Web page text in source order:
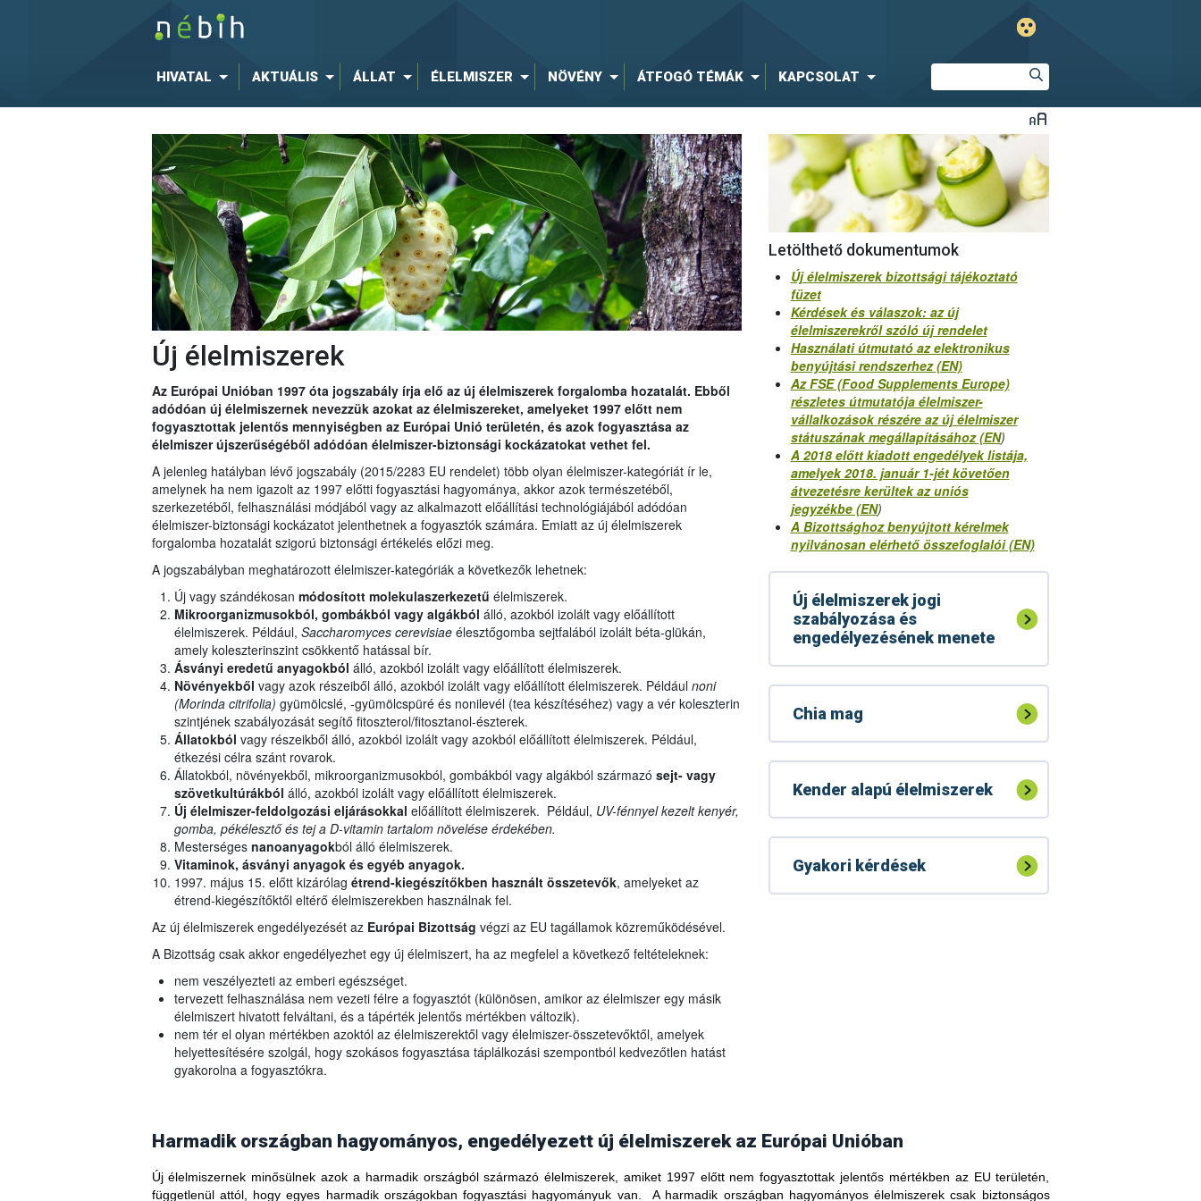
HIVATAL AKTUÁLIS ÁLLAT ÉLELMISZER NÖVÉNY ÁTFOGÓ TÉMÁK KAPCSOLAT
Új élelmiszerek
Az Európai Unióban 1997 óta jogszabály írja elő az új élelmiszerek forgalomba hozatalát. Ebből
adódóan új élelmiszernek nevezzük azokat az élelmiszereket, amelyeket 1997 előtt nem
fogyasztottak jelentős mennyiségben az Európai Unió területén, és azok fogyasztása az
élelmiszer újszerűségéből adódóan élelmiszer-biztonsági kockázatokat vethet fel.
A jelenleg hatályban lévő jogszabály (2015/2283 EU rendelet) több olyan élelmiszer-kategóriát ír le,
amelynek ha nem igazolt az 1997 előtti fogyasztási hagyománya, akkor azok természetéből,
szerkezetéből, felhasználási módjából vagy az alkalmazott előállítási technológiájából adódóan
élelmiszer-biztonsági kockázatot jelenthetnek a fogyasztók számára. Emiatt az új élelmiszerek
forgalomba hozatalát szigorú biztonsági értékelés előzi meg.
A jogszabályban meghatározott élelmiszer-kategóriák a következők lehetnek:
Új vagy szándékosan módosított molekulaszerkezetű élelmiszerek.
Mikroorganizmusokból, gombákból vagy algákból álló, azokból izolált vagy előállított
élelmiszerek. Például, Saccharomyces cerevisiae élesztőgomba sejtfalából izolált béta-glükán,
amely koleszterinszint csökkentő hatással bír.
Ásványi eredetű anyagokból álló, azokból izolált vagy előállított élelmiszerek.
Növényekből vagy azok részeiből álló, azokból izolált vagy előállított élelmiszerek. Példáulnoni
(Morinda citrifolia) gyümölcslé, -gyümölcspüré és nonilevél (tea készítéséhez) vagy a vér koleszterin
szintjének szabályozását segítő fitoszterol/fitosztanol-észterek.
Állatokból vagy részeikből álló, azokból izolált vagy azokból előállított élelmiszerek. Például,
étkezési célra szánt rovarok.
Állatokból, növényekből, mikroorganizmusokból, gombákból vagy algákból származó sejt- vagy
szövetkultúrákból álló, azokból izolált vagy előállított élelmiszerek.
Új élelmiszer-feldolgozási eljárásokkal előállított élelmiszerek. Például, UV-fénnyel kezelt kenyér,
gomba, pékélesztő és tej a D-vitamin tartalom növelése érdekében.
Mesterséges nanoanyagokból álló élelmiszerek.
Vitaminok, ásványi anyagok és egyéb anyagok.
1997. május 15. előtt kizárólag étrend-kiegészítőkben használt összetevők, amelyeket az
étrend-kiegészítőktől eltérő élelmiszerekben használnak fel.
Az új élelmiszerek engedélyezését az Európai Bizottság végzi az EU tagállamok közreműködésével.
A Bizottság csak akkor engedélyezhet egy új élelmiszert, ha az megfelel a következő feltételeknek:
nem veszélyezteti az emberi egészséget.
tervezett felhasználása nem vezeti félre a fogyasztót (különösen, amikor az élelmiszer egy másik
élelmiszert hivatott felváltani, és a tápérték jelentős mértékben változik).
nem tér el olyan mértékben azoktól az élelmiszerektől vagy élelmiszer-összetevőktől, amelyek
helyettesítésére szolgál, hogy szokásos fogyasztása táplálkozási szempontból kedvezőtlen hatást
gyakorolna a fogyasztókra.
Letölthető dokumentumok
Új élelmiszerek bizottsági tájékoztató
füzet
Kérdések és válaszok: az új
élelmiszerekről szóló új rendelet
Használati útmutató az elektronikus
benyújtási rendszerhez (EN)
Az FSE (Food Supplements Europe)
részletes útmutatója élelmiszer-
vállalkozások részére az új élelmiszer
státuszának megállapításához (EN)
A 2018 előtt kiadott engedélyek listája,
amelyek 2018. január 1-jét követően
átvezetésre kerültek az uniós
jegyzékbe (EN)
A Bizottsághoz benyújtott kérelmek
nyilvánosan elérhető összefoglalói (EN)
Új élelmiszerek jogi
szabályozása és
engedélyezésének menete
Chia mag
Kender alapú élelmiszerek
Gyakori kérdések
Harmadik országban hagyományos, engedélyezett új élelmiszerek az Európai Unióban
Új élelmiszernek minősülnek azok a harmadik országból származó élelmiszerek, amiket 1997 előtt nem fogyasztottak jelentős mértékben az EU területén,
függetlenül attól, hogy egyes harmadik országokban fogyasztási hagyományuk van. A harmadik országban hagyományos élelmiszerek csak biztonságos